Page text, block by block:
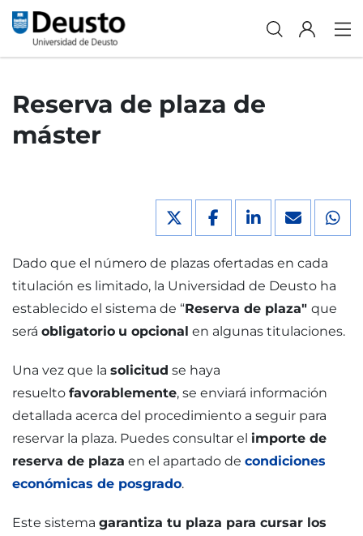
Reserva de plaza de
máster
Dado que el número de plazas ofertadas en cada
titulación es limitado, la Universidad de Deusto ha
establecido el sistema de “Reserva de plaza" que
será obligatorio u opcional en algunas titulaciones.
Una vez que la solicitud se haya
resuelto favorablemente, se enviará información
detallada acerca del procedimiento a seguir para
reservar la plaza. Puedes consultar el importe de
reserva de plaza en el apartado de condiciones
económicas de posgrado.
Este sistema garantiza tu plaza para cursar los